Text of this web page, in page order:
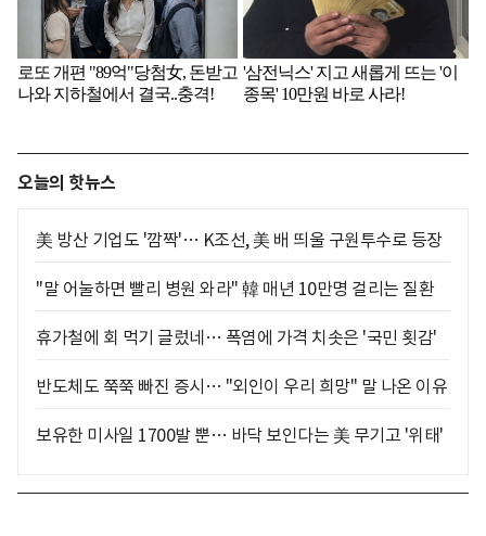
오늘의 핫뉴스
美 방산 기업도 '깜짝'… K조선, 美 배 띄울 구원투수로 등장
"말 어눌하면 빨리 병원 와라" 韓 매년 10만명 걸리는 질환
휴가철에 회 먹기 글렀네… 폭염에 가격 치솟은 '국민 횟감'
반도체도 쭉쭉 빠진 증시… "외인이 우리 희망" 말 나온 이유
보유한 미사일 1700발 뿐… 바닥 보인다는 美 무기고 '위태'